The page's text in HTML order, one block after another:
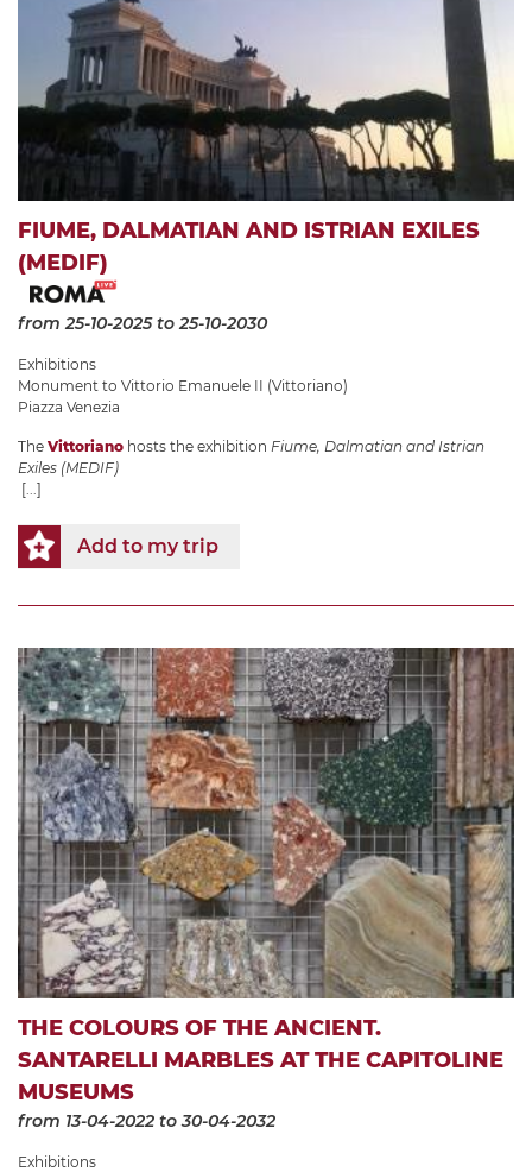
FIUME, DALMATIAN AND ISTRIAN EXILES
(MEDIF)
from 25-10-2025to 25-10-2030
Exhibitions
Monument to Vittorio Emanuele II (Vittoriano)
Piazza Venezia
The Vittoriano hosts the exhibition Fiume, Dalmatian and Istrian
Exiles (MEDIF)
[...]
Add to my trip
THE COLOURS OF THE ANCIENT.
SANTARELLI MARBLES AT THE CAPITOLINE
MUSEUMS
from 13-04-2022 to 30-04-2032
Exhibitions